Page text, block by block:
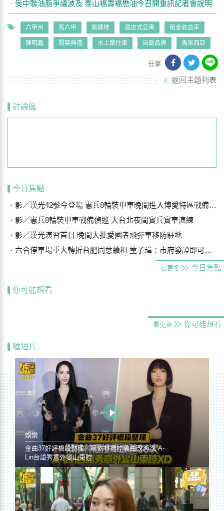
受中聯油脂爭議波及 泰山福壽福懋油今召開重訊記者會說明
六甲州 馬六甲 姚連地 酒店式公寓 租金收益率
陳明義 開幕典禮 水上摩托車 自創品牌 馬來西亞
分享
返回主題列表
討論區
今日焦點
影／漢光42號今登場 憲兵8輪裝甲車晚間進入博愛特區戰備偵巡
影／憲兵8輪裝甲車戰備偵巡 大台北夜間實兵實車演練
影／漢光演習首日 晚間大批愛國者飛彈車移防駐地
六合停車場重大轉折台肥同意續租 童子瑋：市府發證即可合法經營
看更多 今日焦點
你可能想看
看更多 你可能想看
噓短片
娛樂
金曲37好評橋段整理／蔡依林遭控編曲改36次 A-
Lin台語秀意外變山東腔